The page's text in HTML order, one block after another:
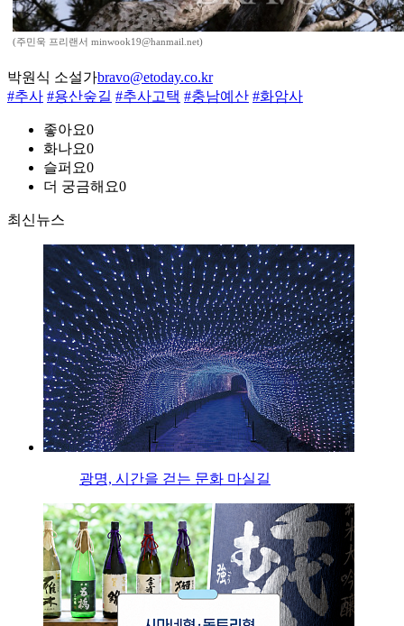
(주민욱 프리랜서 minwook19@hanmail.net)
박원식 소설가bravo@etoday.co.kr
#추사 #용산숲길 #추사고택 #충남예산 #화암사
좋아요0
화나요0
슬퍼요0
더 궁금해요0
최신뉴스
광명, 시간을 걷는 문화 마실길